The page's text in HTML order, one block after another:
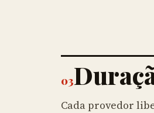
03
Cada provedor